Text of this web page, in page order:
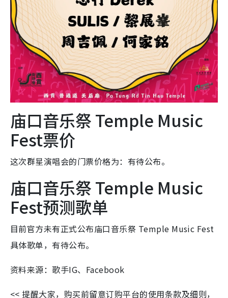
庙口音乐祭 Temple Music
Fest票价
这次群星演唱会的门票价格为：有待公布。
庙口音乐祭 Temple Music
Fest预测歌单
目前官方未有正式公布庙口音乐祭 Temple Music Fest
具体歌单，有待公布。
资料来源：歌手IG、Facebook
<< 提醒大家，购买前留意订购平台的使用条款及细则，